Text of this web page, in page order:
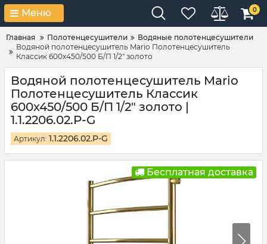
Меню 0
Главная Полотенцесушители
Водяные полотенцесушители
Водяной полотенцесушитель Mario Полотенцесушитель
Классик 600х450/500 Б/П 1/2" золото
Водяной полотенцесушитель Mario
Полотенцесушитель Классик
600х450/500 Б/П 1/2" золото |
1.1.2206.02.P-G
Артикул: 1.1.2206.02.P-G
Бесплатная доставка